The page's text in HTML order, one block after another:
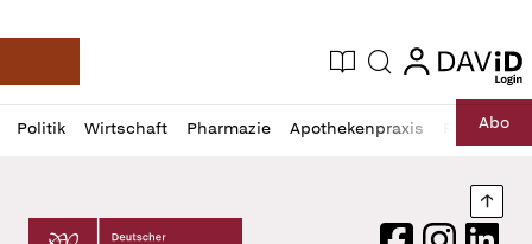
Deutsche Apotheker Zeitung
Aktuelle Ausgabe
Suche login
login
Politik Wirtschaft Pharmazie Apothekenpraxis RechtAbo
Profil
öffnen
Daz
Pur
Deutscher Apotheker Verlag Logo
FacebookInstagram